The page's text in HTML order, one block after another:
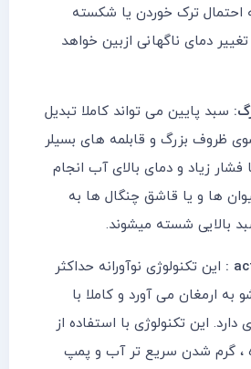
احتمال ترک خوردن یا شکسته
دمای ناگهانی ازبین خواهد
سبد پایین می تواند کاملا تبدیل
ظروف بزرگ و قابلمه های بسیلر
زیاد و دمای بالای آب انجام
ها و یا قاشق چنگال ها به
بالایی شسته میشوند.
این تکنولوژی نوآورانه حداکثر
به ارمغان می آورد و کاملا با
این تکنولوژی با استفاده از
، گرم شدن سریع تر آب و پمپ